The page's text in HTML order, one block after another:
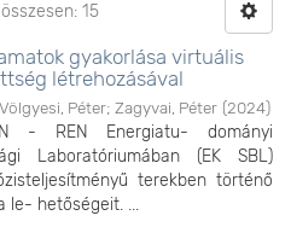
15
gyakorlása virtuális
létrehozásával
Völgyesi, Péter; Zagyvai, Péter (2024)
- REN Energiatu- dományi
Laboratóriumában (EK SBL)
terekben történő
le- hetőségeit. ...